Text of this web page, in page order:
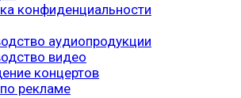
конфиденциальности
аудиопродукции
видео
концертов
рекламе